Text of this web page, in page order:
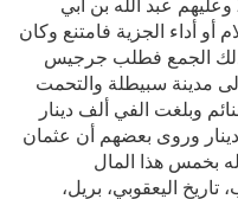
وأغزى عثمان الناس أفريقية سنة 27 وعليهم عبد الله بن أبي
أداء الجزية فامتنع وكان
الجمع فطلب جرجيس
مدينة سبيطلة والتحمت
وبلغت الفي ألف دينار
وروى بعضهم أن عثمان
بخمس هذا المال
اليعقوبي، بريل،